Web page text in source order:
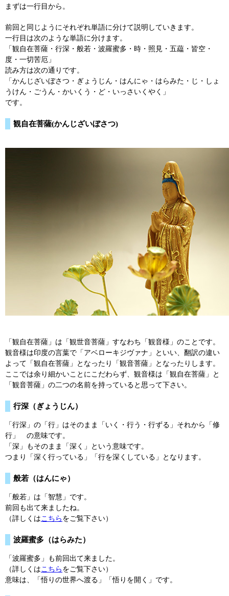
まずは一行目から。
前回と同じようにそれぞれ単語に分けて説明していきます。
一行目は次のような単語に分けます。
「観自在菩薩・行深・般若・波羅蜜多・時・照見・五藴・皆空・
度・一切苦厄」
読み方は次の通りです。
「かんじざいぼさつ・ぎょうじん・はんにゃ・はらみた・じ・しょ
うけん・ごうん・かいくう・ど・いっさいくやく」
です。
観自在菩薩(かんじざいぼさつ)
「観自在菩薩」は「観世音菩薩」すなわち「観音様」のことです。
観音様は印度の言葉で「アベローキジヴァナ」といい、翻訳の違い
よって「観自在菩薩」となったり「観音菩薩」となったりします。
ここでは余り細かいことにこだわらず、観音様は「観自在菩薩」と
「観音菩薩」の二つの名前を持っていると思って下さい。
行深（ぎょうじん）
「行深」の「行」はそのまま「いく・行う・行ずる」それから「修
行」 の意味です。
「深」もそのまま「深く」という意味です。
つまり「深く行っている」「行を深くしている」となります。
般若（はんにゃ）
「般若」は「智慧」です。
前回も出て来ましたね。
（詳しくは こちら をご覧下さい）
波羅蜜多（はらみた）
「波羅蜜多」も前回出て来ました。
（詳しくは こちら をご覧下さい）
意味は、「悟りの世界へ渡る」「悟りを開く」です。